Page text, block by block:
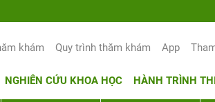
khám Quy trình thăm khám App
NGHIÊN CỨU KHOA HỌC HÀNH TRÌNH